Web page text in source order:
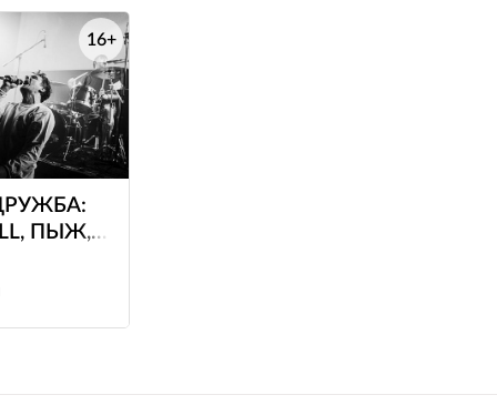
е
ПЫЖ,
16+